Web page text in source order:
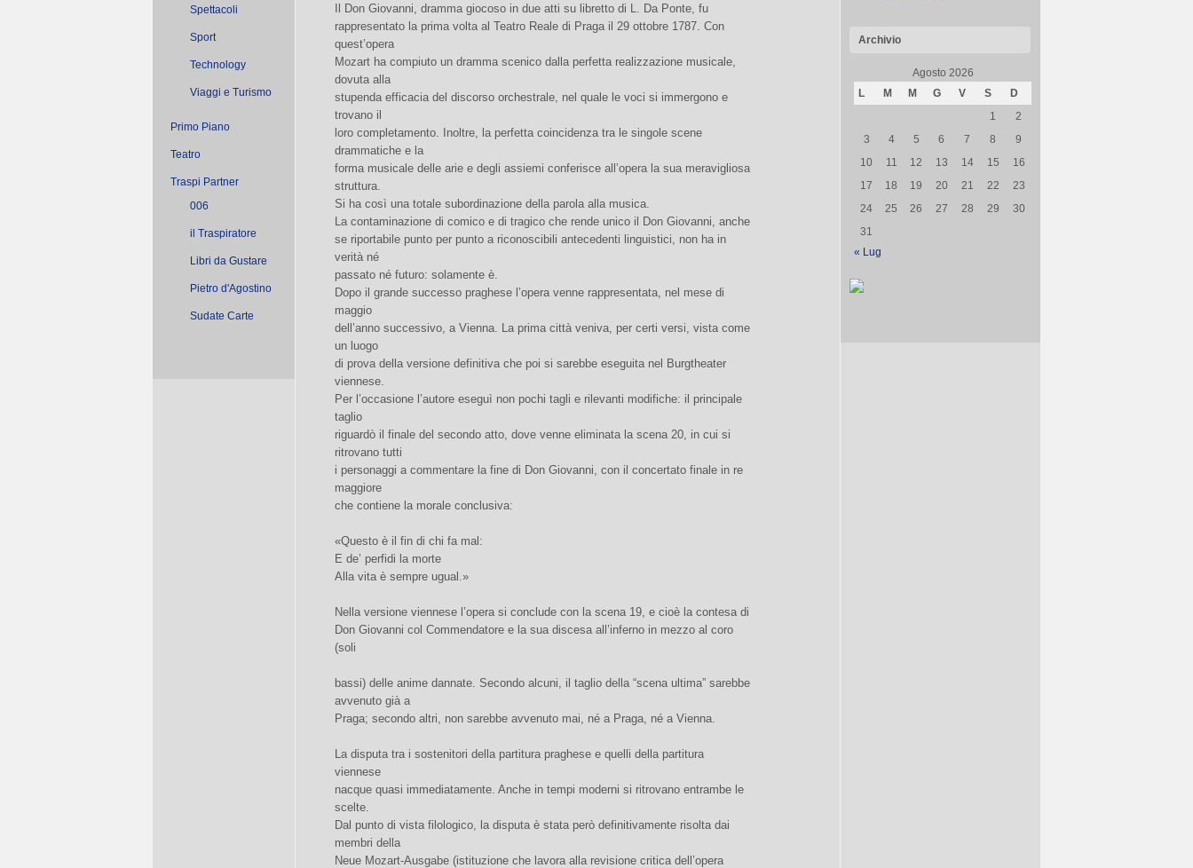
Spettacoli
Sport
Technology
Viaggi e Turismo
Primo Piano
Teatro
Traspi Partner
006
il Traspiratore
Libri da Gustare
Pietro d'Agostino
Sudate Carte
Il Don Giovanni, dramma giocoso in due atti su libretto di L. Da Ponte, fu
rappresentato la prima volta al Teatro Reale di Praga il 29 ottobre 1787. Con
quest’opera
Mozart ha compiuto un dramma scenico dalla perfetta realizzazione musicale,
dovuta alla
stupenda efficacia del discorso orchestrale, nel quale le voci si immergono e
trovano il
loro completamento. Inoltre, la perfetta coincidenza tra le singole scene
drammatiche e la
forma musicale delle arie e degli assiemi conferisce all’opera la sua meravigliosa
struttura.
Si ha così una totale subordinazione della parola alla musica.
La contaminazione di comico e di tragico che rende unico il Don Giovanni, anche
se riportabile punto per punto a riconoscibili antecedenti linguistici, non ha in
verità né
passato né futuro: solamente è.
Dopo il grande successo praghese l’opera venne rappresentata, nel mese di
maggio
dell’anno successivo, a Vienna. La prima città veniva, per certi versi, vista come
un luogo
di prova della versione definitiva che poi si sarebbe eseguita nel Burgtheater
viennese.
Per l’occasione l’autore eseguì non pochi tagli e rilevanti modifiche: il principale
taglio
riguardò il finale del secondo atto, dove venne eliminata la scena 20, in cui si
ritrovano tutti
i personaggi a commentare la fine di Don Giovanni, con il concertato finale in re
maggiore
che contiene la morale conclusiva:
«Questo è il fin di chi fa mal:
E de’ perfidi la morte
Alla vita è sempre ugual.»
Nella versione viennese l’opera si conclude con la scena 19, e cioè la contesa di
Don Giovanni col Commendatore e la sua discesa all’inferno in mezzo al coro
(soli
bassi) delle anime dannate. Secondo alcuni, il taglio della “scena ultima” sarebbe
avvenuto già a
Praga; secondo altri, non sarebbe avvenuto mai, né a Praga, né a Vienna.
La disputa tra i sostenitori della partitura praghese e quelli della partitura
viennese
nacque quasi immediatamente. Anche in tempi moderni si ritrovano entrambe le
scelte.
Dal punto di vista filologico, la disputa è stata però definitivamente risolta dai
membri della
Neue Mozart-Ausgabe (istituzione che lavora alla revisione critica dell’opera
Archivio
Agosto 2026
L
M M G V S
D
1
2
3
4 5 6 7 8
9
10
11 12 13 14 15
16
17
18 19 20 21 22
23
24
25 26 27 28 29
30
31
« Lug